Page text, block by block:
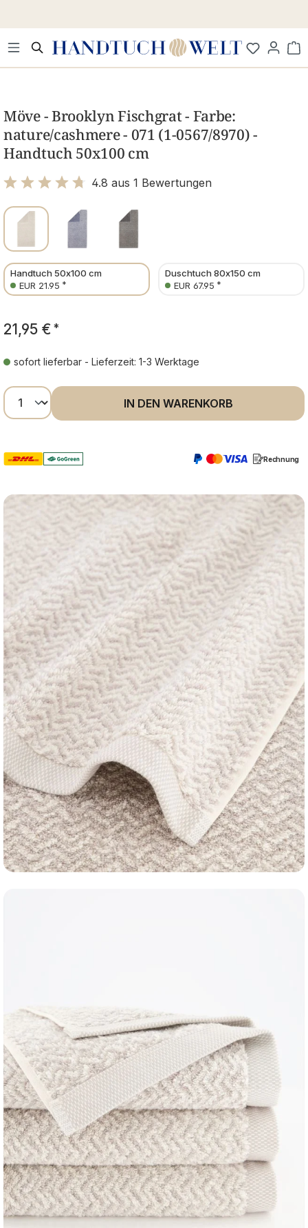
Möve - Brooklyn Fischgrat - Farbe:
nature/cashmere - 071 (1-0567/8970) -
Handtuch 50x100 cm
4.8 aus 1 Bewertungen
Handtuch 50x100 cm
EUR 21.95 *
Duschtuch 80x150 cm
EUR 67.95 *
21,95 € *
sofort lieferbar - Lieferzeit: 1-3 Werktage
Produkt Anzahl: Gib den gewünschten
IN DEN WARENKORB
Rechnung